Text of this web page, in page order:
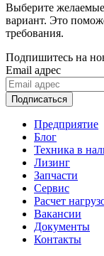
Выберите
вариант. Это
требования.
Подпишитесь на
Email адрес
Подписаться
Предприятие
Блог
Техника в
Лизинг
Запчасти
Сервис
Расчет
Вакансии
Документы
Контакты